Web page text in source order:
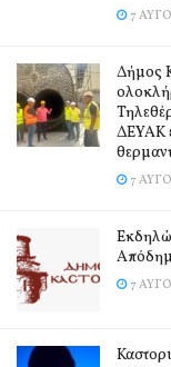
7
Δήμος
ΔΕΥΑΚ
7
7